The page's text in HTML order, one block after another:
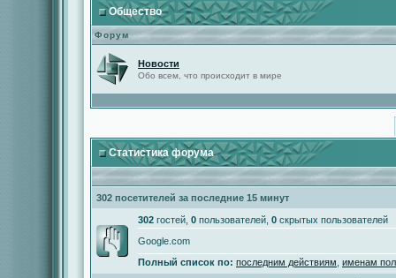
Общество
Форум
Новости
Обо всем, что происходит в мире
Статистика форума
302 посетителей за последние 15 минут
302 гостей, 0 пользователей, 0 скрытых пользователей
Google.com
Полный список по: последним действиям именам